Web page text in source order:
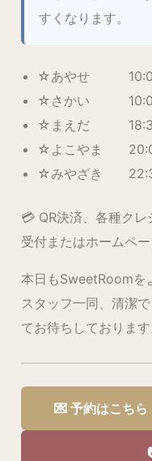
すくなります。
☆あやせ
☆さかい
☆まえだ
☆よこやま
☆みやざき
💳 QR決済、各種クレ
受付またはホームペ
本日もSweetRoomを
スタッフ一同、清潔
てお待ちしております
💌 予約はこちら